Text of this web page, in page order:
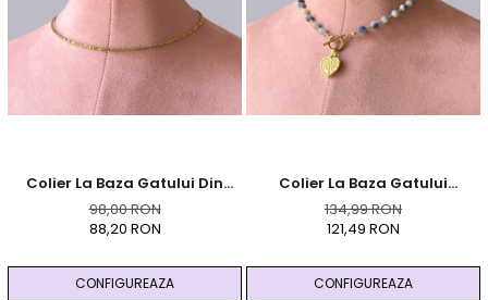
Colier La Baza Gatului Din
Hematit Auriu Fatetat
98,00 RON
88,20 RON
CONFIGUREAZA
Colier La Baza Gatului
Albastru Din Sodalit Cu
Pandativ Copac Auriu
134,99 RON
121,49 RON
CONFIGUREAZA